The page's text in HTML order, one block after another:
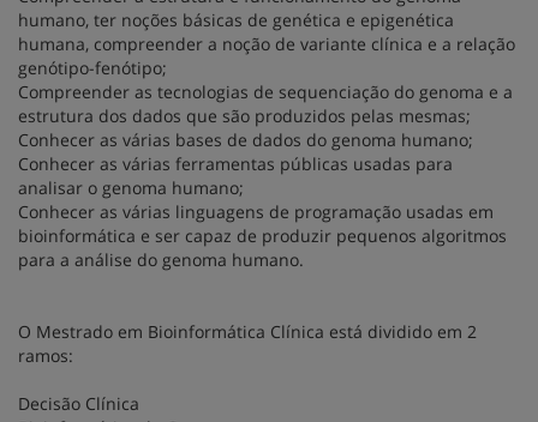
humano, ter noções básicas de genética e epigenética
humana, compreender a noção de variante clínica e a relação
genótipo-fenótipo;
Compreender as tecnologias de sequenciação do genoma e a
estrutura dos dados que são produzidos pelas mesmas;
Conhecer as várias bases de dados do genoma humano;
Conhecer as várias ferramentas públicas usadas para
analisar o genoma humano;
Conhecer as várias linguagens de programação usadas em
bioinformática e ser capaz de produzir pequenos algoritmos
para a análise do genoma humano.
O Mestrado em Bioinformática Clínica está dividido em 2
ramos:
Decisão Clínica